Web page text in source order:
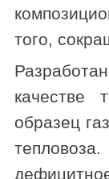
того,
качестве
образец